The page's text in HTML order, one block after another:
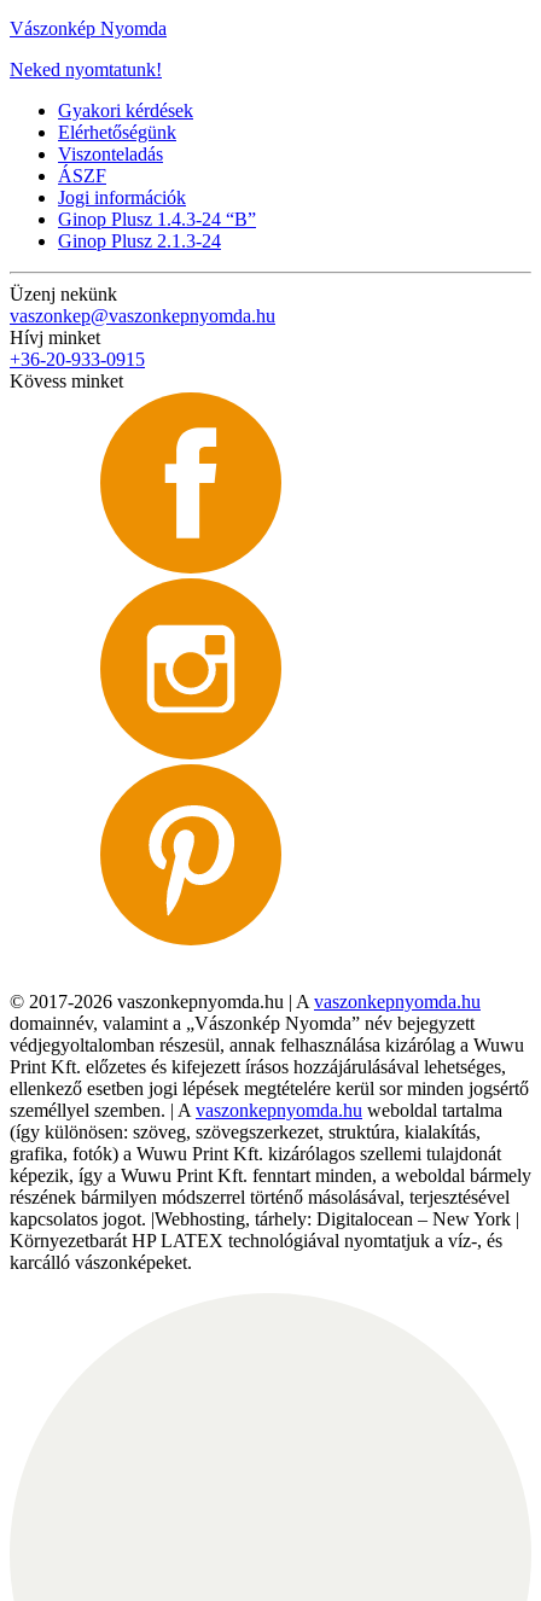
Vászonkép Nyomda
Neked nyomtatunk!
Gyakori kérdések
Elérhetőségünk
Viszonteladás
ÁSZF
Jogi információk
Ginop Plusz 1.4.3-24 “B”
Ginop Plusz 2.1.3-24
Üzenj nekünk
vaszonkep@vaszonkepnyomda.hu
Hívj minket
+36-20-933-0915
Kövess minket
© 2017-2026 vaszonkepnyomda.hu | A vaszonkepnyomda.hu
domainnév, valamint a „Vászonkép Nyomda” név bejegyzett
védjegyoltalomban részesül, annak felhasználása kizárólag a Wuwu
Print Kft. előzetes és kifejezett írásos hozzájárulásával lehetséges,
ellenkező esetben jogi lépések megtételére kerül sor minden jogsértő
személlyel szemben. | A vaszonkepnyomda.hu weboldal tartalma
(így különösen: szöveg, szövegszerkezet, struktúra, kialakítás,
grafika, fotók) a Wuwu Print Kft. kizárólagos szellemi tulajdonát
képezik, így a Wuwu Print Kft. fenntart minden, a weboldal bármely
részének bármilyen módszerrel történő másolásával, terjesztésével
kapcsolatos jogot. |Webhosting, tárhely: Digitalocean – New York |
Környezetbarát HP LATEX technológiával nyomtatjuk a víz-, és
karcálló vászonképeket.